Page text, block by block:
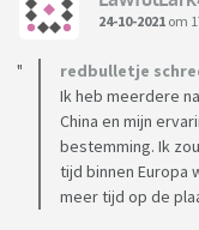
24-10-2021 om
redbulletje
Ik heb meerdere
China en mijn
bestemming. Ik
tijd binnen Europa
meer tijd op de